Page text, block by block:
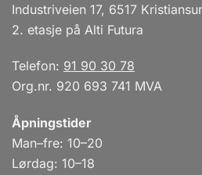
Industriveien 17, 6517
2. etasje på Alti Futura
Telefon: 91 90 30 78
Org.nr. 920 693 741 MVA
Åpningstider
Man–fre: 10–20
Lørdag: 10–18